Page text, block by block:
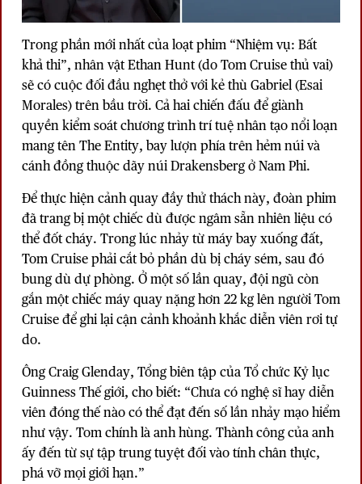
Trong phần mới nhất của loạt phim “Nhiệm vụ: Bất
khả thi”, nhân vật Ethan Hunt (do Tom Cruise thủ vai)
sẽ có cuộc đối đầu nghẹt thở với kẻ thù Gabriel (Esai
Morales) trên bầu trời. Cả hai chiến đấu để giành
quyền kiểm soát chương trình trí tuệ nhân tạo nổi loạn
mang tên The Entity, bay lượn phía trên hẻm núi và
cánh đồng thuộc dãy núi Drakensberg ở Nam Phi.
Để thực hiện cảnh quay đầy thử thách này, đoàn phim
đã trang bị một chiếc dù được ngâm sẵn nhiên liệu có
thể đốt cháy. Trong lúc nhảy từ máy bay xuống đất,
Tom Cruise phải cắt bỏ phần dù bị cháy sém, sau đó
bung dù dự phòng. Ở một số lần quay, đội ngũ còn
gắn một chiếc máy quay nặng hơn 22 kg lên người Tom
Cruise để ghi lại cận cảnh khoảnh khắc diễn viên rơi tự
do.
Ông Craig Glenday, Tổng biên tập của Tổ chức Kỷ lục
Guinness Thế giới, cho biết: “Chưa có nghệ sĩ hay diễn
viên đóng thế nào có thể đạt đến số lần nhảy mạo hiểm
như vậy. Tom chính là anh hùng. Thành công của anh
ấy đến từ sự tập trung tuyệt đối vào tính chân thực,
phá vỡ mọi giới hạn.”